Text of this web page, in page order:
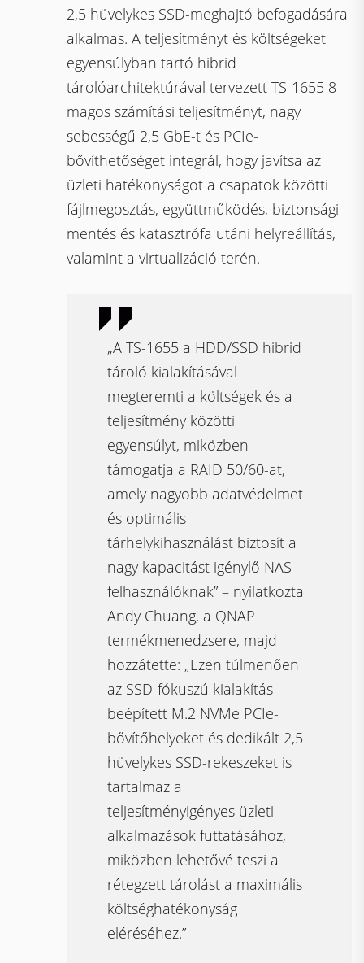
2,5 hüvelykes SSD-meghajtó befogadására
alkalmas. A teljesítményt és költségeket
egyensúlyban tartó hibrid
tárolóarchitektúrával tervezett TS-1655 8
magos számítási teljesítményt, nagy
sebességű 2,5 GbE-t és PCIe-
bővíthetőséget integrál, hogy javítsa az
üzleti hatékonyságot a csapatok közötti
fájlmegosztás, együttműködés, biztonsági
mentés és katasztrófa utáni helyreállítás,
valamint a virtualizáció terén.
„A TS-1655 a HDD/SSD hibrid
tároló kialakításával
megteremti a költségek és a
teljesítmény közötti
egyensúlyt, miközben
támogatja a RAID 50/60-at,
amely nagyobb adatvédelmet
és optimális
tárhelykihasználást biztosít a
nagy kapacitást igénylő NAS-
felhasználóknak” – nyilatkozta
Andy Chuang, a QNAP
termékmenedzsere, majd
hozzátette: „Ezen túlmenően
az SSD-fókuszú kialakítás
beépített M.2 NVMe PCIe-
bővítőhelyeket és dedikált 2,5
hüvelykes SSD-rekeszeket is
tartalmaz a
teljesítményigényes üzleti
alkalmazások futtatásához,
miközben lehetővé teszi a
rétegzett tárolást a maximális
költséghatékonyság
eléréséhez.”